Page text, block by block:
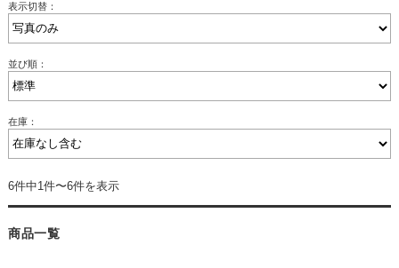
表示切替：
並び順：
在庫：
6件中1件〜6件を表示
商品一覧